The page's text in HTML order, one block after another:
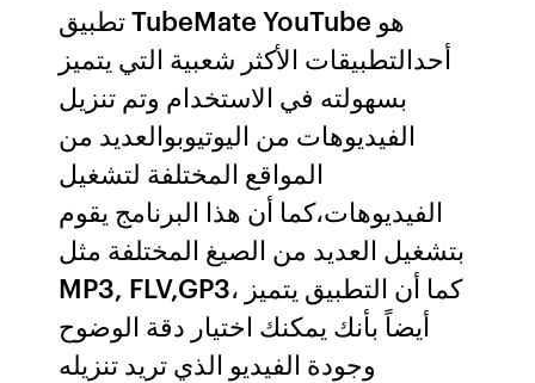
تطبيق TubeMate YouTube هو
أحدالتطبيقات الأكثر شعبية التي يتميز
بسهولته في الاستخدام وتم تنزيل
الفيديوهات من اليوتيوبوالعديد من
المواقع المختلفة لتشغيل
الفيديوهات،كما أن هذا البرنامج يقوم
بتشغيل العديد من الصيغ المختلفة مثل
MP3, FLV,GP3، كما أن التطبيق يتميز
أيضاً بأنك يمكنك اختيار دقة الوضوح
وجودة الفيديو الذي تريد تنزيله